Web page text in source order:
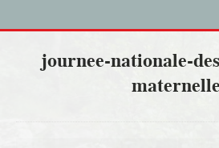
journee-nationale-